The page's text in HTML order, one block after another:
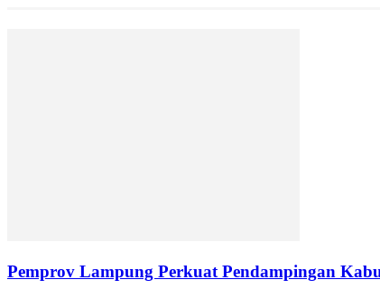
Pemprov Lampung Perkuat Pendampingan